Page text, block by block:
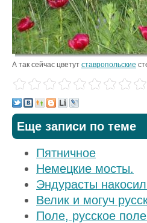
А так сейчас цветут ставропольские
Еще записи по теме
Пятничное
Немецкие мосты.
Эндурасты
Велик и могуч
Поле, русское